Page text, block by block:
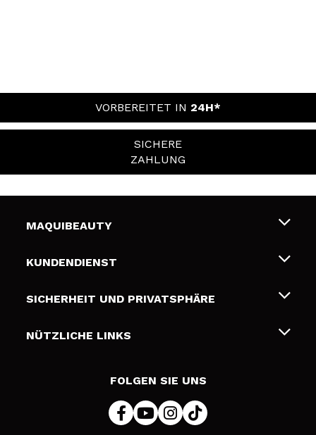
VORBEREITET IN 24H*
SICHERE
ZAHLUNG
MAQUIBEAUTY
Über uns
Geschenkkarten
KUNDENDIENST
Liefer- und Versandkosten
Zahlung
SICHERHEIT UND PRIVATSPHÄRE
Bedingungen und Datenschutz
NÜTZLICHE LINKS
FOLGEN SIE UNS